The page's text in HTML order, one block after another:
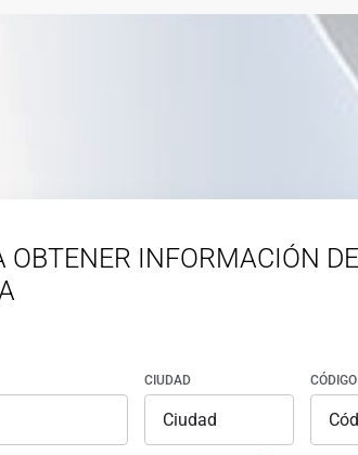
OBTENER INFORMACIÓN
CIUDAD